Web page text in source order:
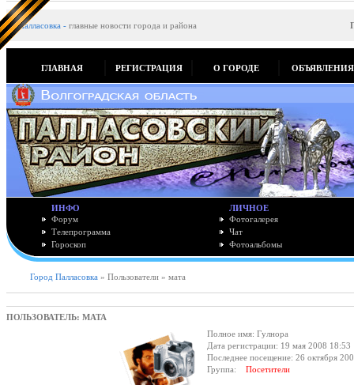
Палласовка - главные новости города и района
ГЛАВНАЯ РЕГИСТРАЦИЯ О ГОРОДЕ ОБЪЯВЛЕНИЯ
ИНФО
Форум
Телепрограмма
Гороскоп
ЛИЧНОЕ
Фотогалерея
Чат
Фотоальбомы
Город Палласовка » Пользователи » мата
ПОЛЬЗОВАТЕЛЬ: МАТА
Полное имя: Гулнора
Дата регистрации: 19 мая 2008 18:53
Последнее посещение: 26 октября
Группа:Посетители